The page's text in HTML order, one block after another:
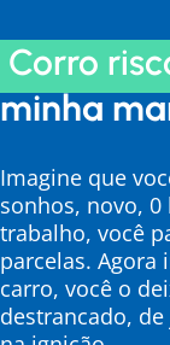
Corro
minha
Imagine que
sonhos, novo,
trabalho, você
parcelas. Agora
carro, você o
destrancado,